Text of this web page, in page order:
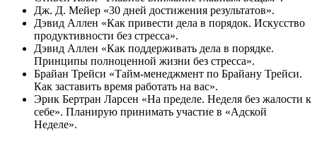
Дж. Д. Мейер «30 дней достижения результатов».
Дэвид Аллен «Как привести дела в порядок. Искусство
продуктивности без стресса».
Дэвид Аллен «Как поддерживать дела в порядке.
Принципы полноценной жизни без стресса».
Брайан Трейси «Тайм-менеджмент по Брайану Трейси.
Как заставить время работать на вас».
Эрик Бертран Ларсен «На пределе. Неделя без жалости к
себе». Планирую принимать участие в «Адской
Неделе».